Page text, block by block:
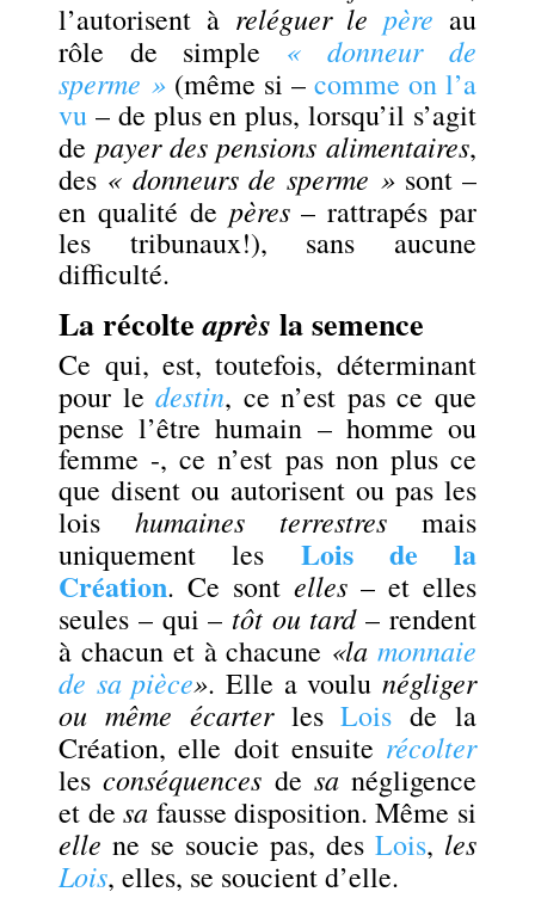
l’autorisent à reléguer le père au
rôle de simple « donneur de
sperme » (même si – comme on l’a
vu – de plus en plus, lorsqu’il s’agit
de payer des pensions alimentaires,
des « donneurs de sperme »sont –
en qualité de pères– rattrapés par
les tribunaux!), sans aucune
difficulté.
La récolteaprès la semence
Ce qui, est, toutefois, déterminant
pour ledestin, ce n’est pas ce que
pense l’être humain – homme ou
femme -, ce n’est pas non plus ce
que disent ou autorisent ou pas les
loishumaines terrestresmais
uniquement les Lois de la
Création. Ce sont elles – et elles
seules – qui – tôt ou tard– rendent
à chacun et à chacune «la monnaie
de sa pièce». Elle a voulu négliger
ou même écarterlesLois de la
Création, elle doit ensuite récolter
lesconséquences de sanégligence
et desa fausse disposition. Même si
elle ne se soucie pas, des Lois, les
Lois, elles, se soucient d’elle.